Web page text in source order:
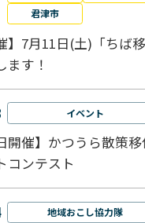
君津市
】7月11日(土)「ちば
ます！
イベント
開催】かつうら散策
コンテスト
地域おこし協力隊